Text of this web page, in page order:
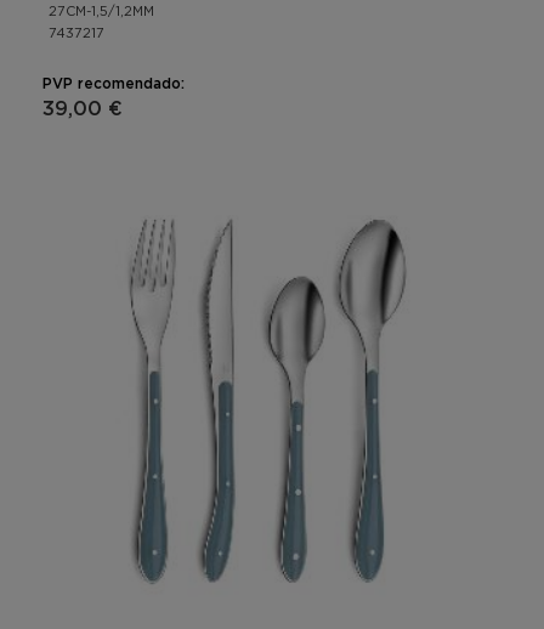
27CM-1,5/1,2MM
7437217
PVP recomendado:
39,00 €